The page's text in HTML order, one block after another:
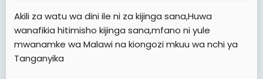
nikizungumza Kiswahili pengine, pengine sometimes
nazungumza kwa haraka pengine kuna mmoja
aliniambia, "ile facial expression yako ulionyesha
kama..." unajua pengine sasa mtu anaweza akatafsiri
kwa utaratibu huo.
Akili za watu wa dini ile ni za kijinga sana,Huwa
wanafikia hitimisho kijinga sana,mfano ni yule
mwanamke wa Malawi na kiongozi mkuu wa nchi ya
Tanganyika